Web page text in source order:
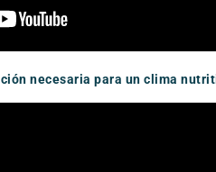
necesaria para un clima